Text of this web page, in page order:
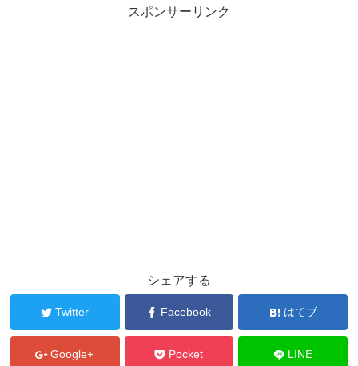
スポンサーリンク
シェアする
Twitter Facebook はてブ
Google+ Pocket LINE